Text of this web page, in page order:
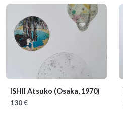
ISHII Atsuko (Osaka, 1970)
130 €